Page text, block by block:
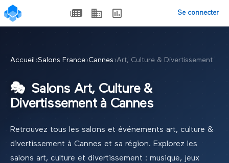
Se connecter
Accueil ›Salons France›Cannes ›Art, Culture & Divertissement
🎭 Salons Art, Culture &
Divertissementà Cannes
Retrouvez tous les salons et événements art, culture &
divertissement à Cannes et sa région. Explorez les
salons art, culture et divertissement : musique, jeux